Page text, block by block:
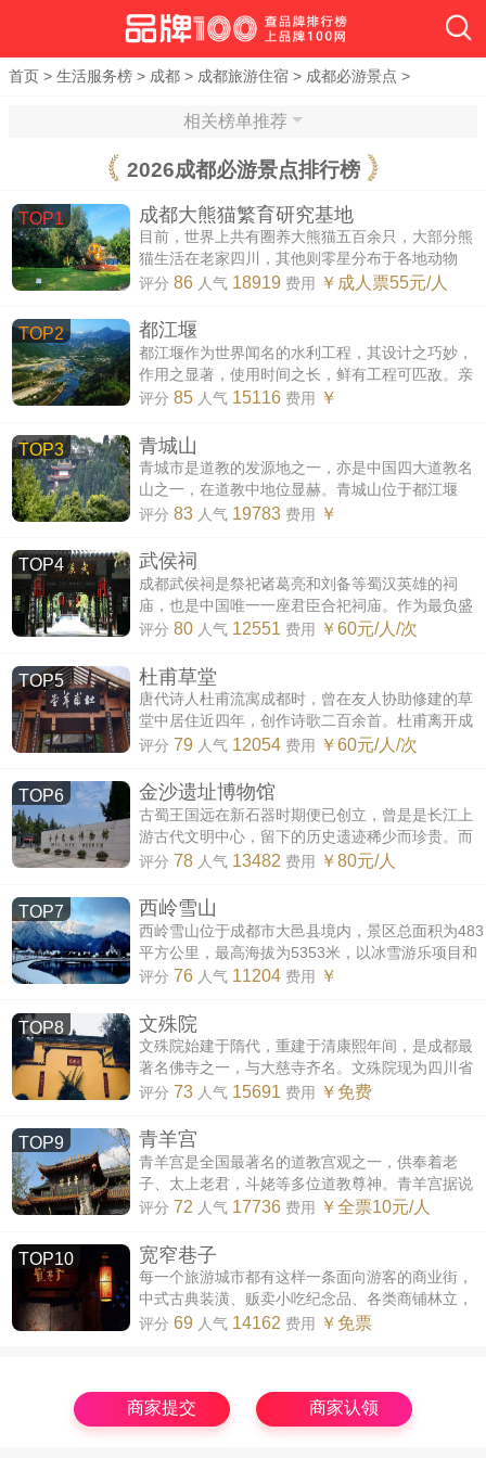
首页 > 生活服务榜 > 成都 > 成都旅游住宿 > 成都必游景点 >
相关榜单推荐
2026成都必游景点排行榜
TOP1 成都大熊猫繁育研究基地
目前，世界上共有圈养大熊猫五百余只，大部分熊
猫生活在老家四川，其他则零星分布于各地动物
园。诸如碧峰峡等大型熊猫保护区也不过聚集着数
评分 86 人气 18919 费用 ￥成人票55元/人
TOP2 都江堰
都江堰作为世界闻名的水利工程，其设计之巧妙，
作用之显著，使用时间之长，鲜有工程可匹敌。亲
身游览都江堰景区，既能详细了解其具体原理和影
评分 85 人气 15116 费用 ￥
TOP3 青城山
青城市是道教的发源地之一，亦是中国四大道教名
山之一，在道教中地位显赫。青城山位于都江堰
市，现为世界文化遗产、全国重点文物保护单位、
评分 83 人气 19783 费用 ￥
TOP4 武侯祠
成都武侯祠是祭祀诸葛亮和刘备等蜀汉英雄的祠
庙，也是中国唯一一座君臣合祀祠庙。作为最负盛
名的三国遗迹，武侯祠吸引着无数三国迷。如今，
评分 80 人气 12551 费用 ￥60元/人/次
TOP5 杜甫草堂
唐代诗人杜甫流寓成都时，曾在友人协助修建的草
堂中居住近四年，创作诗歌二百余首。杜甫离开成
都后，草堂便倾毁。后人屡次重建草堂，再修建祠
评分 79 人气 12054 费用 ￥60元/人/次
TOP6 金沙遗址博物馆
古蜀王国远在新石器时期便已创立，曾是是长江上
游古代文明中心，留下的历史遗迹稀少而珍贵。而
金沙遗址是古蜀国在商周春秋、西周时期的都邑所
评分 78 人气 13482 费用 ￥80元/人
TOP7 西岭雪山
西岭雪山位于成都市大邑县境内，景区总面积为483
平方公里，最高海拔为5353米，以冰雪游乐项目和
四季特色山景而出名。西岭雪山因杜甫诗句窗含西
评分 76 人气 11204 费用 ￥
TOP8 文殊院
文殊院始建于隋代，重建于清康熙年间，是成都最
著名佛寺之一，与大慈寺齐名。文殊院现为四川省
佛教协会所在地、全国佛教重点寺院、中国长江上
评分 73 人气 15691 费用 ￥免费
TOP9 青羊宫
青羊宫是全国最著名的道教宫观之一，供奉着老
子、太上老君，斗姥等多位道教尊神。青羊宫据说
始建于周代，屡次损毁又陆续重建，现存建筑多为
评分 72 人气 17736 费用 ￥全票10元/人
TOP10 宽窄巷子
每一个旅游城市都有这样一条面向游客的商业街，
中式古典装潢、贩卖小吃纪念品、各类商铺林立，
成都亦是如此。成都共有两条类似的街道，一是锦
评分 69 人气 14162 费用 ￥免票
商家提交 商家认领